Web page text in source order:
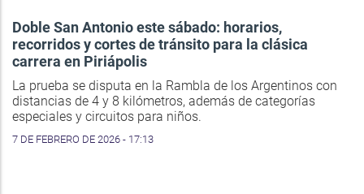
Doble San Antonio este sábado: horarios,
recorridos y cortes de tránsito para la clásica
carrera en Piriápolis
La prueba se disputa en la Rambla de los Argentinos con
distancias de 4 y 8 kilómetros, además de categorías
especiales y circuitos para niños.
7 DE FEBRERO DE 2026 - 17:13